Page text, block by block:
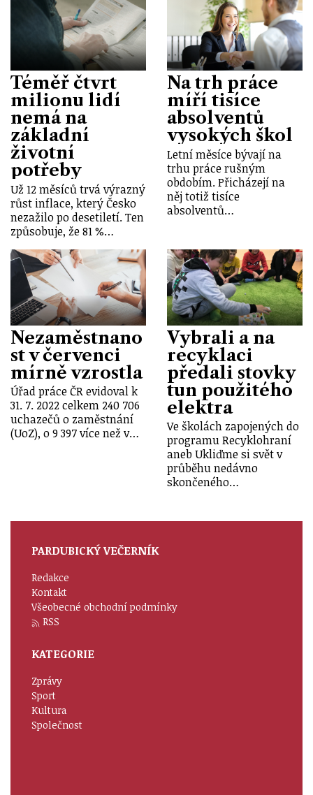
Téměř čtvrt
milionu lidí
nemá na
základní
životní
potřeby
Už 12 měsíců trvá výrazný
růst inflace, který Česko
nezažilo po desetiletí. Ten
způsobuje, že 81 %…
Na trh práce
míří tisíce
absolventů
vysokých škol
Letní měsíce bývají na
trhu práce rušným
obdobím. Přicházejí na
něj totiž tisíce
absolventů…
Nezaměstnano
st v červenci
mírně vzrostla
Úřad práce ČR evidoval k
31. 7. 2022 celkem 240 706
uchazečů o zaměstnání
(UoZ), o 9 397 více než v…
Vybrali a na
recyklaci
předali stovky
tun použitého
elektra
Ve školách zapojených do
programu Recyklohraní
aneb Ukliďme si svět v
průběhu nedávno
skončeného…
PARDUBICKÝ VEČERNÍK
Redakce
Kontakt
Všeobecné obchodní podmínky
RSS
KATEGORIE
Zprávy
Sport
Kultura
Společnost